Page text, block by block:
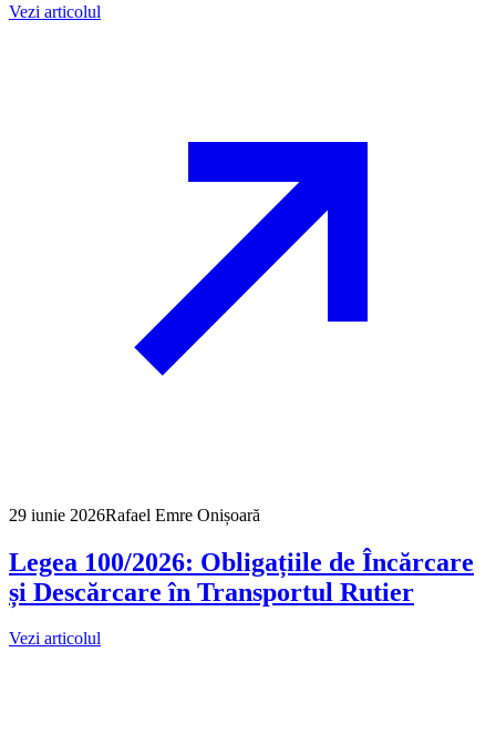
Vezi articolul
29 iunie 2026Rafael Emre Onișoară
Legea 100/2026: Obligațiile de Încărcare
și Descărcare în Transportul Rutier
Vezi articolul